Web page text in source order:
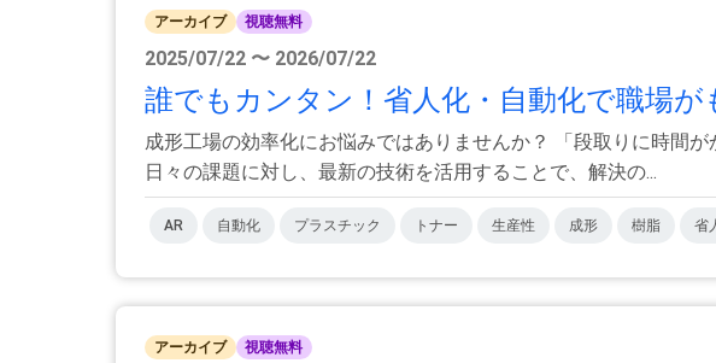
アーカイブ 視聴無料
2025/07/22 〜 2026/07/22
誰でもカンタン！省人化・自動化で職場
成形工場の効率化にお悩みではありませんか？ 「段取りに時間
日々の課題に対し、最新の技術を活用することで、解決の...
AR 自動化 プラスチック トナー 生産性 成形 樹脂 省
アーカイブ 視聴無料